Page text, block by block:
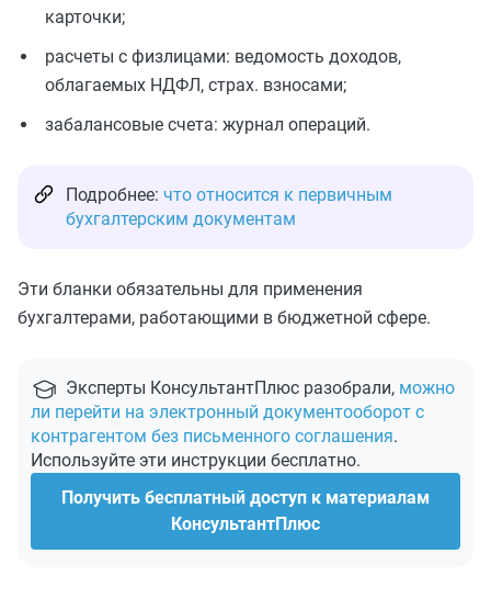
карточки;
расчеты с физлицами: ведомость доходов,
облагаемых НДФЛ, страх. взносами;
забалансовые счета: журнал операций.
Подробнее: что относится к первичным
бухгалтерским документам
Эти бланки обязательны для применения
бухгалтерами, работающими в бюджетной сфере.
Эксперты КонсультантПлюс разобрали, можно
ли перейти на электронный документооборот с
контрагентом без письменного соглашения.
Используйте эти инструкции бесплатно.
Получить бесплатный доступ к материалам
КонсультантПлюс